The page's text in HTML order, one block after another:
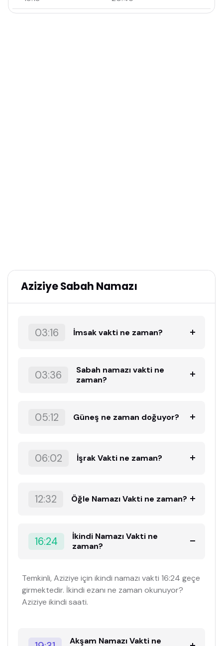
Aziziye Sabah Namazı
03:16 İmsak vakti ne zaman?
03:36
Sabah namazı vakti ne
zaman?
05:12 Güneş ne zaman doğuyor?
06:02 İşrak Vakti ne zaman?
12:32 Öğle Namazı Vakti ne zaman?
16:24
İkindi Namazı Vakti ne
zaman?
Temkinli, Aziziye için ikindi namazı vakti 16:24 geçe
girmektedir. İkindi ezanı ne zaman okunuyor?
Aziziye ikindi saati.
Akşam Namazı Vakti ne